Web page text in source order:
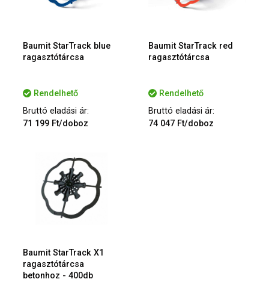
Baumit StarTrack blue
ragasztótárcsa
Rendelhető
Bruttó eladási ár:
71 199 Ft/doboz
Baumit StarTrack red
ragasztótárcsa
Rendelhető
Bruttó eladási ár:
74 047 Ft/doboz
Baumit StarTrack X1
ragasztótárcsa
betonhoz - 400db